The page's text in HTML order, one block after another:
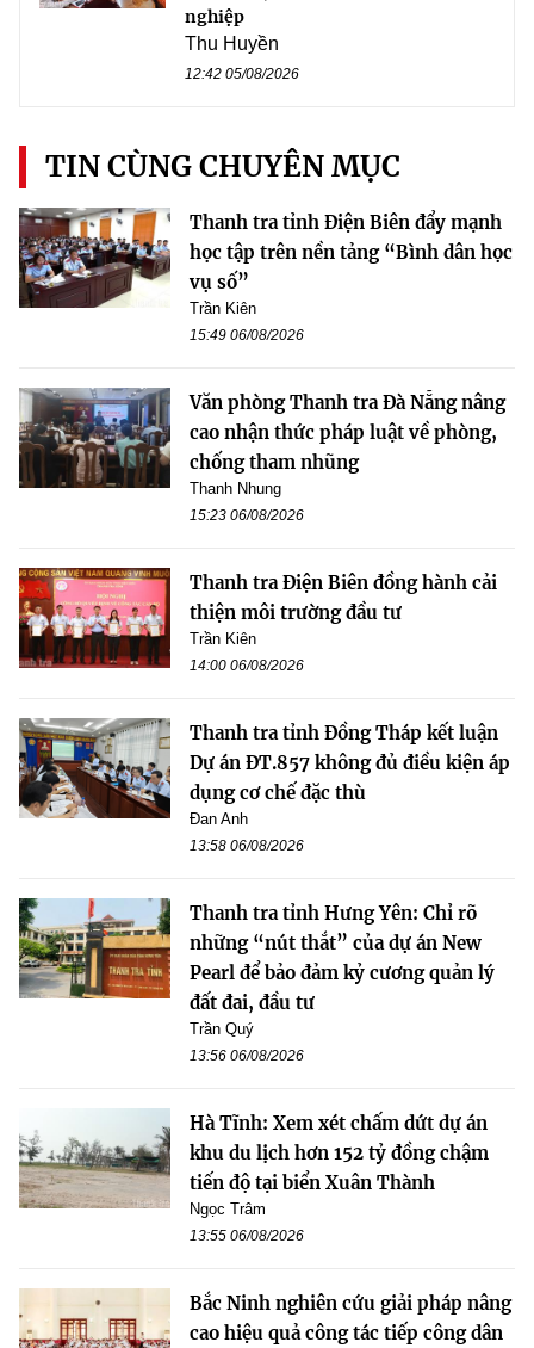
nghiệp
Thu Huyền
12:42 05/08/2026
TIN CÙNG CHUYÊN MỤC
Thanh tra tỉnh Điện Biên đẩy mạnh
học tập trên nền tảng “Bình dân học
vụ số”
Trần Kiên
15:49 06/08/2026
Văn phòng Thanh tra Đà Nẵng nâng
cao nhận thức pháp luật về phòng,
chống tham nhũng
Thanh Nhung
15:23 06/08/2026
Thanh tra Điện Biên đồng hành cải
thiện môi trường đầu tư
Trần Kiên
14:00 06/08/2026
Thanh tra tỉnh Đồng Tháp kết luận
Dự án ĐT.857 không đủ điều kiện áp
dụng cơ chế đặc thù
Đan Anh
13:58 06/08/2026
Thanh tra tỉnh Hưng Yên: Chỉ rõ
những “nút thắt” của dự án New
Pearl để bảo đảm kỷ cương quản lý
đất đai, đầu tư
Trần Quý
13:56 06/08/2026
Hà Tĩnh: Xem xét chấm dứt dự án
khu du lịch hơn 152 tỷ đồng chậm
tiến độ tại biển Xuân Thành
Ngọc Trâm
13:55 06/08/2026
Bắc Ninh nghiên cứu giải pháp nâng
cao hiệu quả công tác tiếp công dân